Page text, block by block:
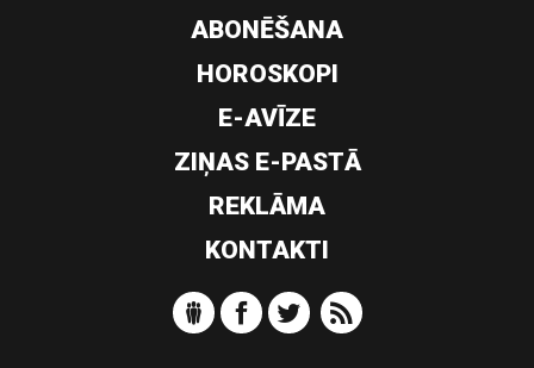
ABONĒŠANA
HOROSKOPI
E-AVĪZE
ZIŅAS E-PASTĀ
REKLĀMA
KONTAKTI